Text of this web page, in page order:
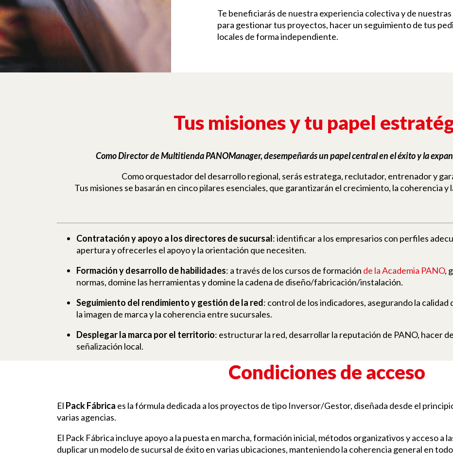
Te beneficiarás de nuestra experiencia colectiva y de
para gestionar tus proyectos, hacer un seguimiento de tus
locales de forma independiente.
Tus misiones y tu papel
Como Director de MultitiendaPANOManager, desempeñarás un papel central en el éxito y la
Como orquestador del desarrollo regional, serás estratega, reclutador, entrenador y
Tus misiones se basarán en cinco pilares esenciales, que garantizarán el crecimiento, la coherencia
Contratación y apoyo a los directores de sucursal: identificar a los empresarios con perfiles
apertura y ofrecerles el apoyo y la orientación que necesiten.
Formación y desarrollo de habilidades: a través de los cursos de formación de la Academia PANO,
normas, domine las herramientas y domine la cadena de diseño/fabricación/instalación.
Seguimiento del rendimiento y gestión de la red: control de los indicadores, asegurando la
la imagen de marca y la coherencia entre sucursales.
Desplegar la marca por el territorio: estructurar la red, desarrollar la reputación de PANO, hacer
señalización local.
Condiciones de acceso
El Pack Fábrica es la fórmula dedicada a los proyectos de tipo Inversor/Gestor, diseñada desde el
varias agencias.
El Pack Fábrica incluye apoyo a la puesta en marcha, formación inicial, métodos organizativos y acceso a
duplicar un modelo de sucursal de éxito en varias ubicaciones, manteniendo la coherencia general en